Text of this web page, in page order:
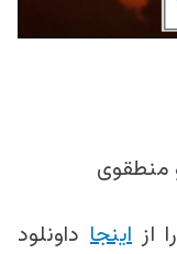
منطقوی
اینجا داونلود